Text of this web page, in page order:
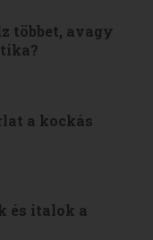
többet, avagy
a kockás
és italok a